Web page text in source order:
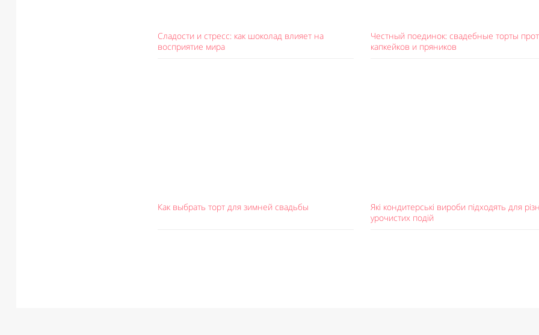
Сладости и стресс: как шоколад влияет на
восприятие мира
Честный поединок: свадебные торты
капкейков и пряников
Как выбрать торт для зимней свадьбы
Які кондитерські вироби підходять для
урочистих подій